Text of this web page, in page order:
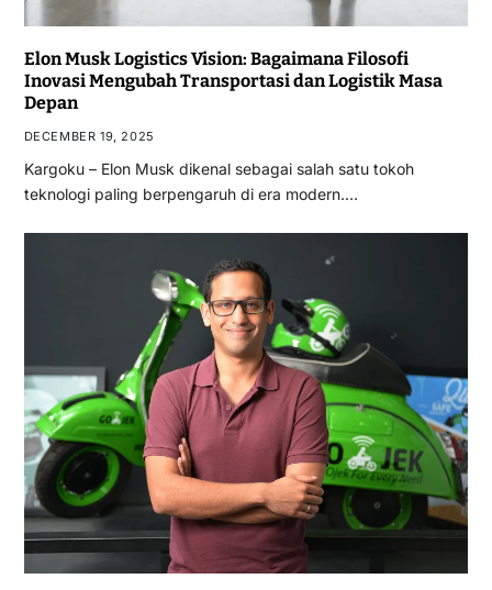
Elon Musk Logistics Vision: Bagaimana Filosofi
Inovasi Mengubah Transportasi dan Logistik Masa
Depan
DECEMBER 19, 2025
Kargoku – Elon Musk dikenal sebagai salah satu tokoh
teknologi paling berpengaruh di era modern.…